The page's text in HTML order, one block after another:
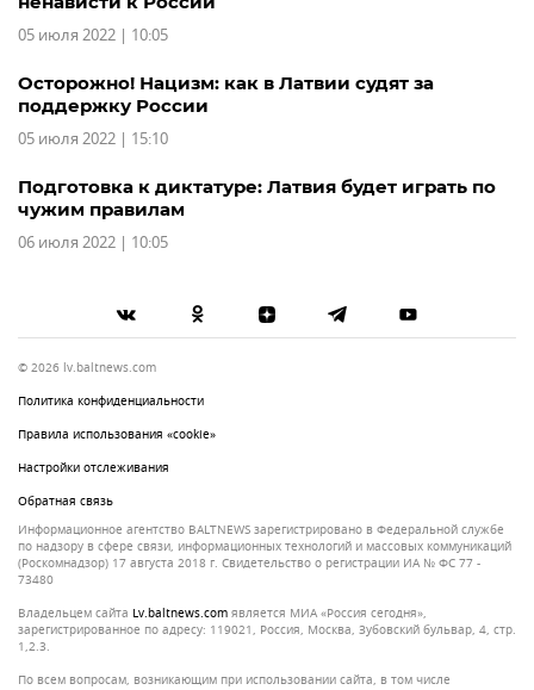
05 июля 2022 | 10:05
Осторожно! Нацизм: как в Латвии судят за
поддержку России
05 июля 2022 | 15:10
Подготовка к диктатуре: Латвия будет играть по
чужим правилам
06 июля 2022 | 10:05
© 2026 lv.baltnews.com
Политика конфиденциальности
Правила использования «cookie»
Настройки отслеживания
Обратная связь
Информационное агентство BALTNEWS зарегистрировано в Федеральной службе
по надзору в сфере связи, информационных технологий и массовых коммуникаций
(Роскомнадзор) 17 августа 2018 г. Свидетельство о регистрации ИА № ФС 77 -
73480
Владельцем сайта lv.baltnews.com является МИА «Россия сегодня»,
зарегистрированное по адресу: 119021, Россия, Москва, Зубовский бульвар, 4, стр.
1,2.3.
По всем вопросам, возникающим при использовании сайта, в том числе